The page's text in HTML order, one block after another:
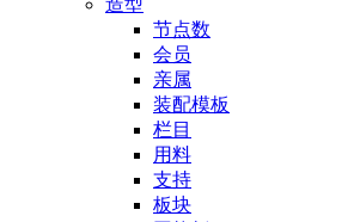
造型
节点数
会员
亲属
装配模板
栏目
用料
支持
板块